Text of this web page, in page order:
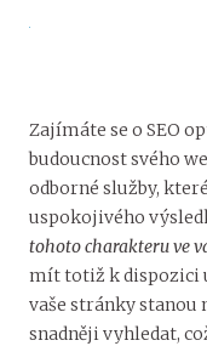
Zajímáte se o SEO
budoucnost svého
odborné služby,
uspokojivého
tohoto charakteru ve
mít totiž k dispozici
vaše stránky stanou
snadněji vyhledat,